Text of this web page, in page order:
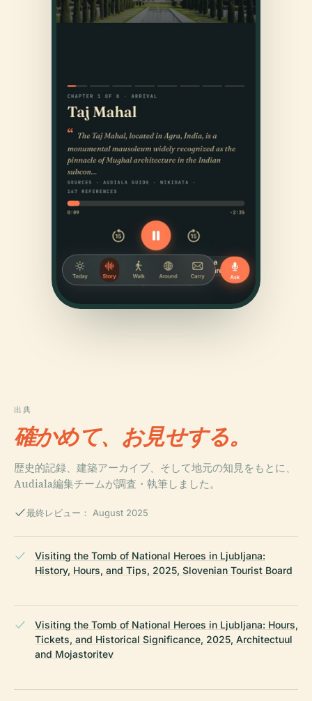
出典
確かめて、お見せする。
歴史的記録、建築アーカイブ、そして地元の知見をもとに、
Audiala編集チームが調査・執筆しました。
最終レビュー： August 2025
Visiting the Tomb of National Heroes in Ljubljana:
History, Hours, and Tips, 2025, Slovenian Tourist Board
Visiting the Tomb of National Heroes in Ljubljana: Hours,
Tickets, and Historical Significance, 2025, Architectuul
and Mojastoritev